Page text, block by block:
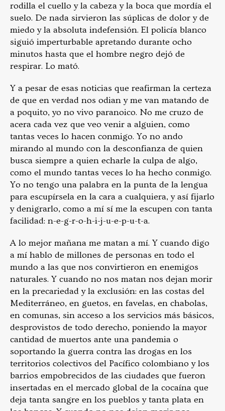
rodilla el cuello y la cabeza y la boca que mordía el
suelo. De nada sirvieron las súplicas de dolor y de
miedo y la absoluta indefensión. El policía blanco
siguió imperturbable apretando durante ocho
minutos hasta que el hombre negro dejó de
respirar. Lo mató.
Y a pesar de esas noticias que reafirman la certeza
de que en verdad nos odian y me van matando de
a poquito, yo no vivo paranoico. No me cruzo de
acera cada vez que veo venir a alguien, como
tantas veces lo hacen conmigo. Yo no ando
mirando al mundo con la desconfianza de quien
busca siempre a quien echarle la culpa de algo,
como el mundo tantas veces lo ha hecho conmigo.
Yo no tengo una palabra en la punta de la lengua
para escupírsela en la cara a cualquiera, y así fijarlo
y denigrarlo, como a mí sí me la escupen con tanta
facilidad: n-e-g-r-o-h-i-j-u-e-p-u-t-a.
A lo mejor mañana me matan a mí. Y cuando digo
a mí hablo de millones de personas en todo el
mundo a las que nos convirtieron en enemigos
naturales. Y cuando no nos matan nos dejan morir
en la precariedad y la exclusión: en las costas del
Mediterráneo, en guetos, en favelas, en chabolas,
en comunas, sin acceso a los servicios más básicos,
desprovistos de todo derecho, poniendo la mayor
cantidad de muertos ante una pandemia o
soportando la guerra contra las drogas en los
territorios colectivos del Pacífico colombiano y los
barrios empobrecidos de las ciudades que fueron
insertadas en el mercado global de la cocaína que
deja tanta sangre en los pueblos y tanta plata en